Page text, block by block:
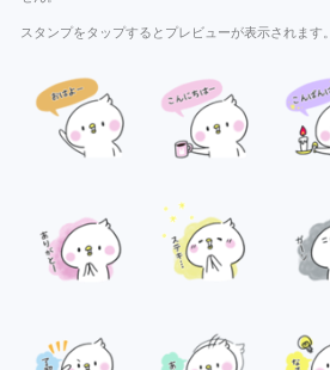
スタンプをタップするとプレビューが表示されます。